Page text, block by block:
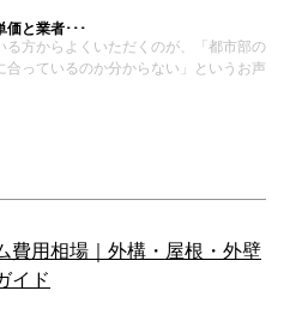
と業者･･･
方からよくいただくのが、「都市部の
っているのか分からない」というお声